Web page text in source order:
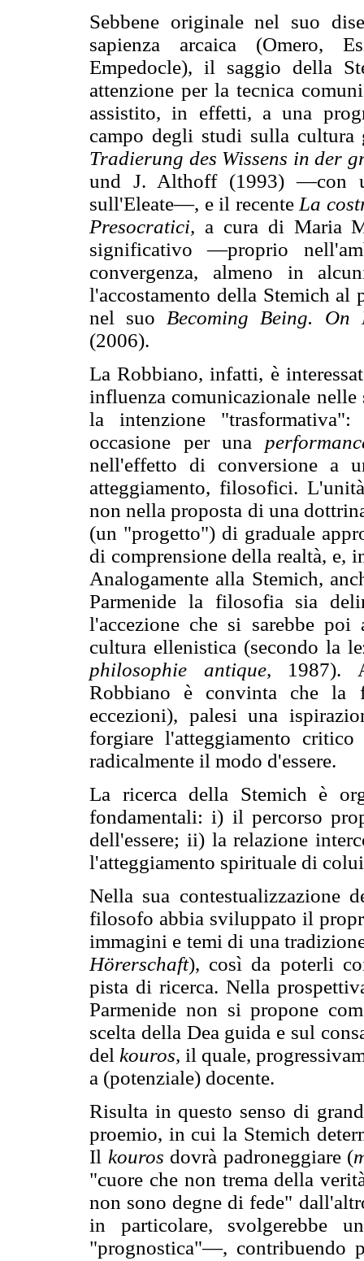
Sebbene originale nel suo
sapienza arcaica (Omero,
Empedocle), il saggio della
attenzione per la tecnica
assistito, in effetti, a una
campo degli studi sulla cultura
Tradierung des Wissens in der
und J. Althoff (1993) —con
sull'Eleate—, e il recente La
Presocratici, a cura di Maria
significativo —proprio
convergenza, almeno in
l'accostamento della Stemich
nel suo Becoming Being. On
(2006).
La Robbiano, infatti, è
influenza comunicazionale nelle
la intenzione
occasione per una
nell'effetto di conversione a
atteggiamento, filosofici.
non nella proposta di una
(un "progetto") di graduale
di comprensione della realtà, e,
Analogamente alla Stemich,
Parmenide la filosofia sia
l'accezione che si sarebbe poi
cultura ellenistica (secondo la
philosophie antique, 1987).
Robbiano è convinta che la
eccezioni), palesi una
forgiare l'atteggiamento
radicalmente il modo d'essere.
La ricerca della Stemich è
fondamentali: i) il percorso
dell'essere; ii) la relazione
l'atteggiamento spirituale di
Nella sua contestualizzazione
filosofo abbia sviluppato il
immagini e temi di una
Hörerschaft), così da poterli
pista di ricerca. Nella
Parmenide non si propone
scelta della Dea guida e sul
del kouros, il quale,
a (potenziale) docente.
Risulta in questo senso di
proemio, in cui la Stemich
Il kouros dovrà padroneggiare (
"cuore che non trema della
non sono degne di fede"
in particolare, svolgerebbe
"prognostica"—, contribuendo